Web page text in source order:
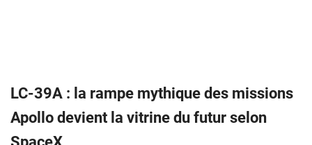
LC-39A : la rampe mythique des missions
Apollo devient la vitrine du futur selon